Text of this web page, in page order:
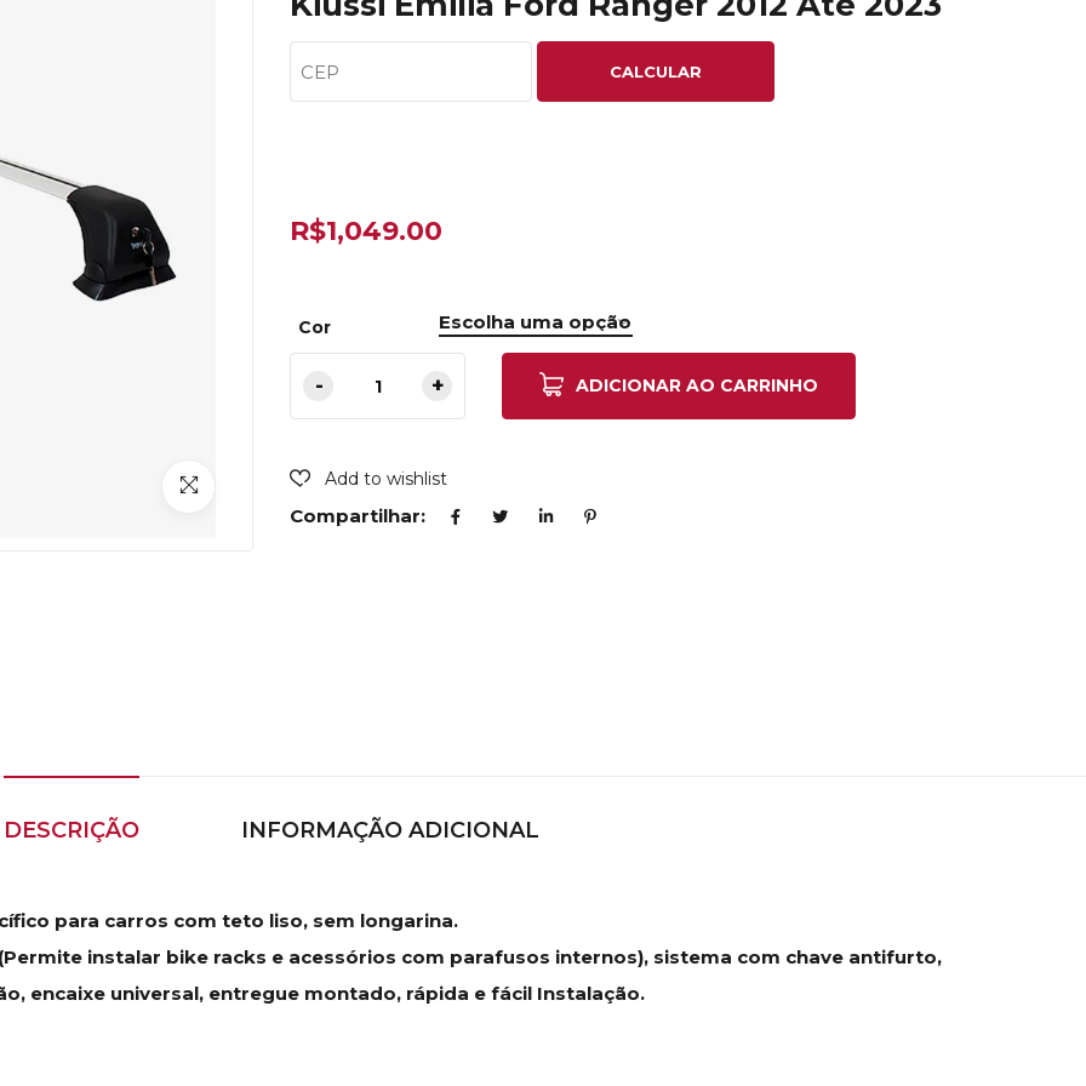
CALCULAR
R$1,049.00
Cor
ADICIONAR AO CARRINHO
Add to wishlist
Compartilhar:
DESCRIÇÃO INFORMAÇÃO ADICIONAL
para carros com teto liso, sem longarina.
instalar bike racks e acessórios com parafusos internos), sistema com chave antifurto,
encaixe universal, entregue montado, rápida e fácil Instalação.